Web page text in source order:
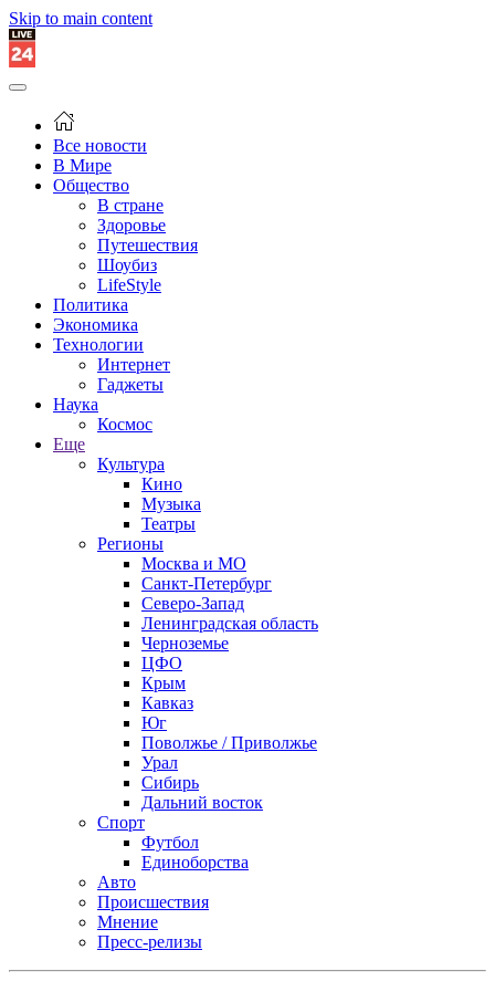
Skip to main content
Все новости
В Мире
Общество
В стране
Здоровье
Путешествия
Шоубиз
LifeStyle
Политика
Экономика
Технологии
Интернет
Гаджеты
Наука
Космос
Еще
Культура
Кино
Музыка
Театры
Регионы
Москва и МО
Санкт-Петербург
Северо-Запад
Ленинградская область
Черноземье
ЦФО
Крым
Кавказ
Юг
Поволжье / Приволжье
Урал
Сибирь
Дальний восток
Спорт
Футбол
Единоборства
Авто
Происшествия
Мнение
Пресс-релизы